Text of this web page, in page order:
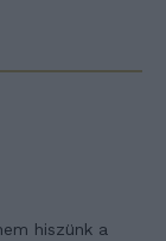
hiszünk a